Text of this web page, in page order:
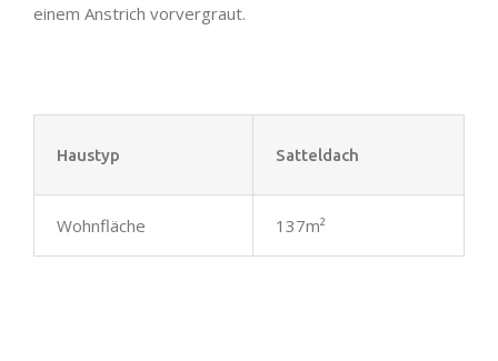
einem Anstrich vorvergraut.
Haustyp Satteldach
Wohnfläche 137m²